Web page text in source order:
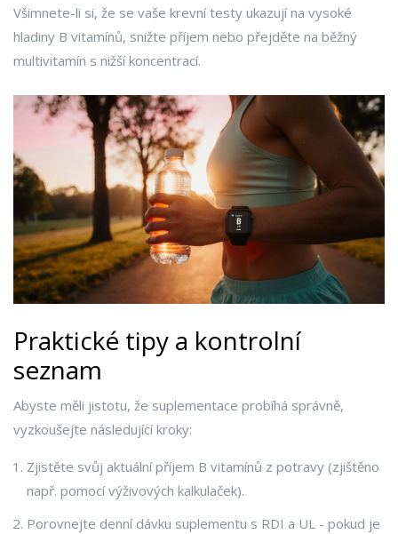
Všimnete-li si, že se vaše krevní testy ukazují na vysoké
hladiny B vitamínů, snižte příjem nebo přejděte na běžný
multivitamín s nižší koncentrací.
Praktické tipy a kontrolní
seznam
Abyste měli jistotu, že suplementace probíhá správně,
vyzkoušejte následující kroky:
Zjistěte svůj aktuální příjem B vitamínů z potravy (zjištěno
např. pomocí výživových kalkulaček).
Porovnejte denní dávku suplementu s RDI a UL - pokud je